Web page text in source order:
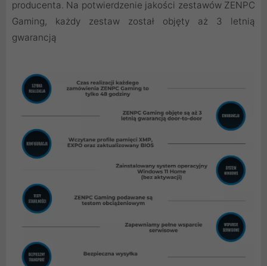
producenta. Na potwierdzenie jakości zestawów ZENPC
Gaming, każdy zestaw został objęty aż 3 letnią
gwarancją